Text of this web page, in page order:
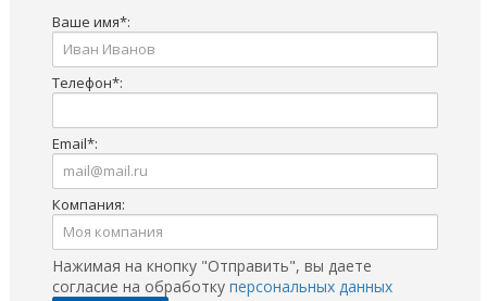
Ваше имя*:
Телефон*:
Email*:
Компания:
Нажимая на кнопку "Отправить", вы даете
согласие на обработку персональных данных